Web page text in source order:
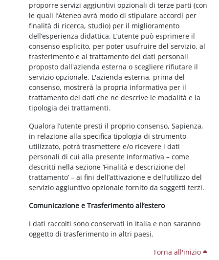
proporre servizi aggiuntivi opzionali di terze parti (con
le quali l’Ateneo avrà modo di stipulare accordi per
finalità di ricerca, studio) per il miglioramento
dell’esperienza didattica. L’utente può esprimere il
consenso esplicito, per poter usufruire del servizio, al
trasferimento e al trattamento dei dati personali
proposto dall'azienda esterna o scegliere rifiutare il
servizio opzionale. L'azienda esterna, prima del
consenso, mostrerà la propria informativa per il
trattamento dei dati che ne descrive le modalità e la
tipologia dei trattamenti.
Qualora l’utente presti il proprio consenso, Sapienza,
in relazione alla specifica tipologia di strumento
utilizzato, potrà trasmettere e/o ricevere i dati
personali di cui alla presente informativa – come
descritti nella sezione ‘Finalità e descrizione del
trattamento’ – ai fini dell’attivazione e dell’utilizzo del
servizio aggiuntivo opzionale fornito da soggetti terzi.
Comunicazione e Trasferimento all’estero
I dati raccolti sono conservati in Italia e non saranno
oggetto di trasferimento in altri paesi.
Torna all'inizio